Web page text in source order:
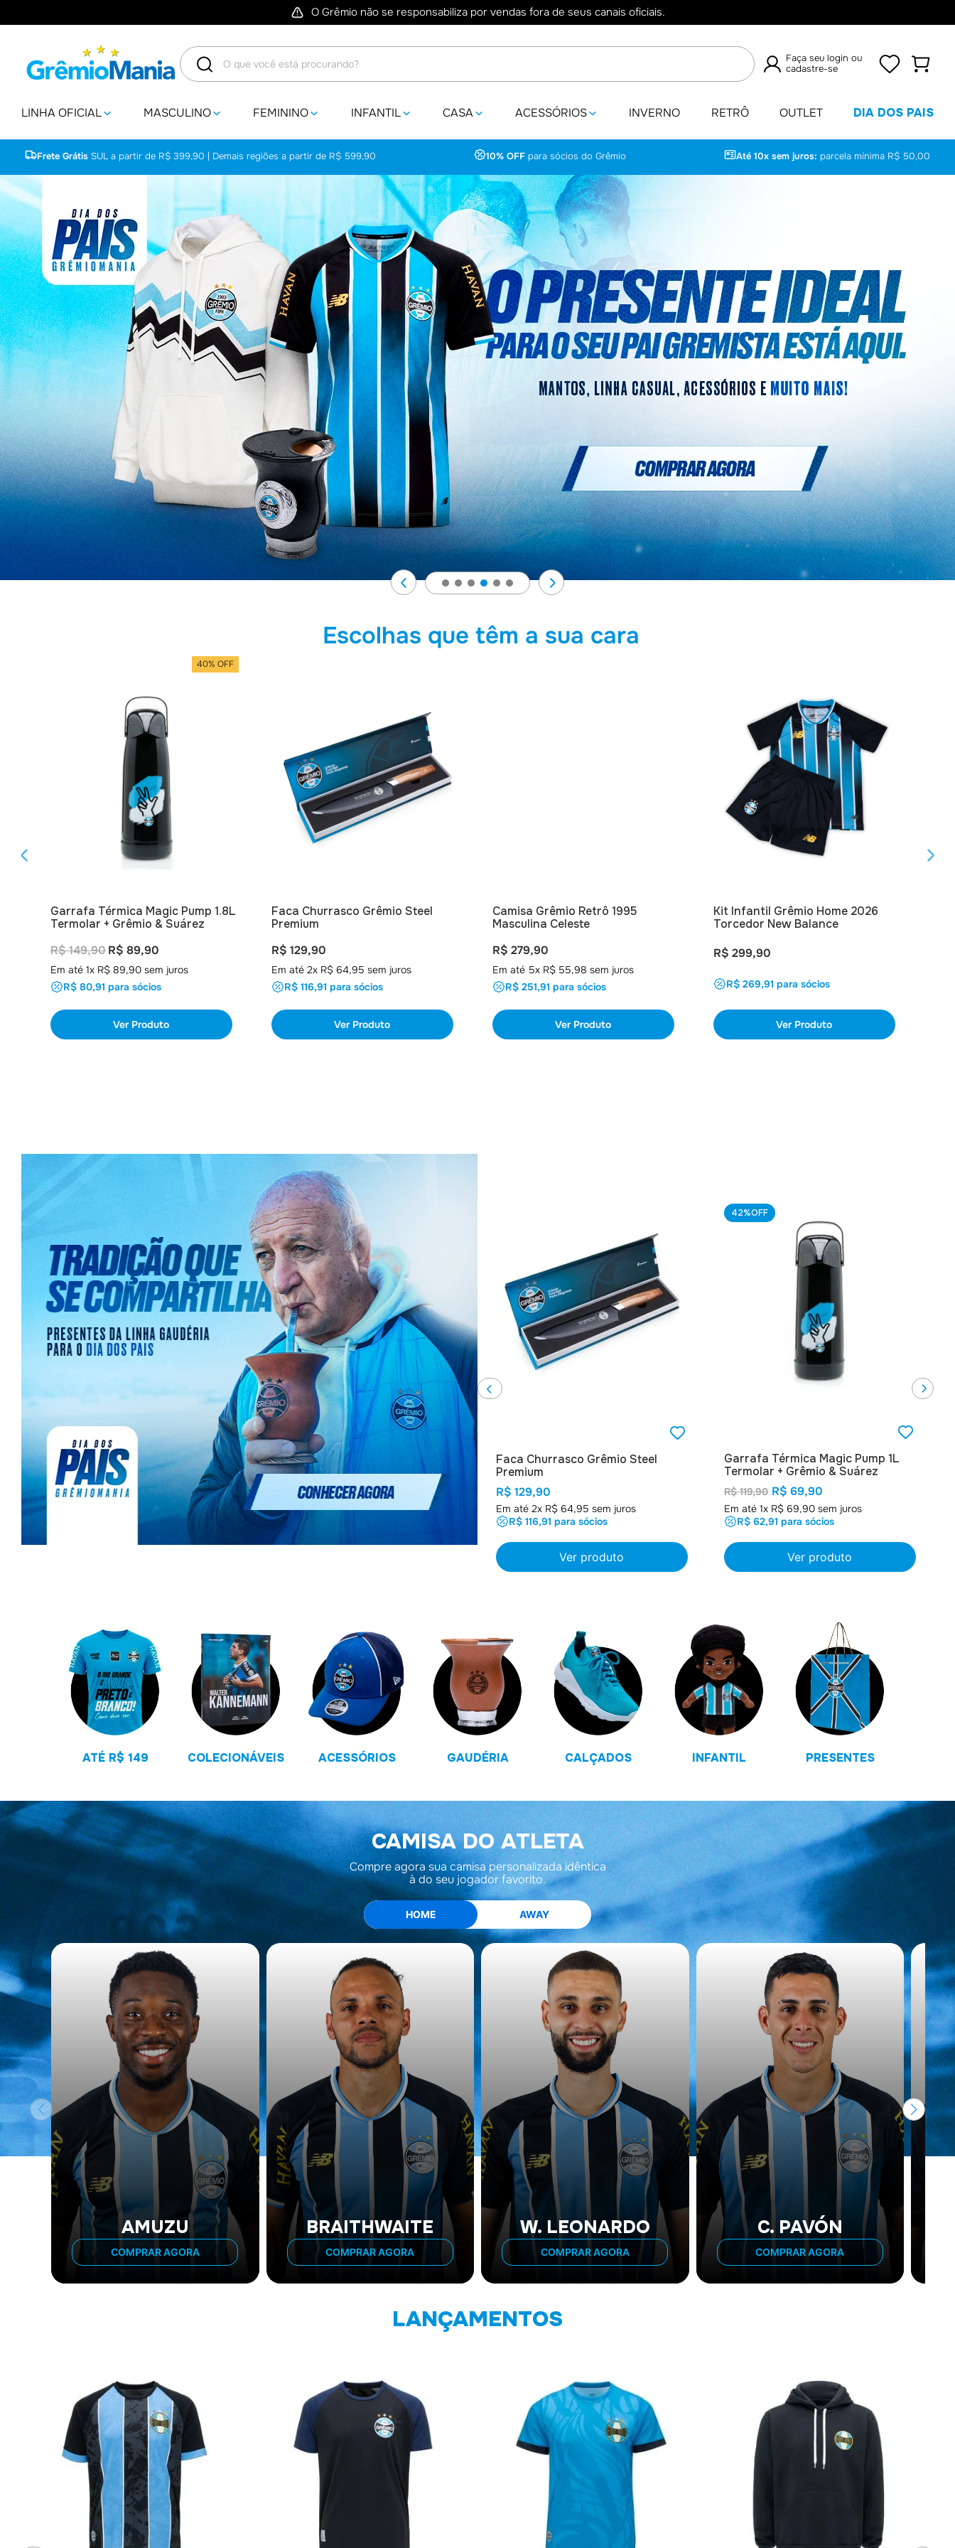
O Grêmio não se responsabiliza por vendas fora de seus canais oficiais.
O que você está procurando?
Faça seu login ou
cadastre-se
LINHA OFICIAL MASCULINO FEMININO INFANTIL CASA ACESSÓRIOS INVERNO RETRÔ OUTLET DIA DOS PAIS
Frete Grátis SUL a partir de R$ 399,90 | Demais regiões a partir de R$ 599,90 10% OFF para sócios do Grêmio Até 10x sem juros: parcela mínima R$ 50,00
Escolhas que têm a sua cara
40% OFF
Garrafa Térmica Magic Pump 1.8L
Termolar + Grêmio & Suárez
R$ 149,90 R$ 89,90
Em até 1x R$ 89,90 sem juros
R$ 80,91 para sócios
Ver Produto
Faca Churrasco Grêmio Steel
Premium
R$ 129,90
Em até 2x R$ 64,95 sem juros
R$ 116,91 para sócios
Ver Produto
Camisa Grêmio Retrô 1995
Masculina Celeste
R$ 279,90
Em até 5x R$ 55,98 sem juros
R$ 251,91 para sócios
Ver Produto
Kit Infantil Grêmio Home 2026
Torcedor New Balance
R$ 299,90
R$ 269,91 para sócios
Ver Produto
Faca Churrasco Grêmio Steel
Premium
R$ 129,90
Em até 2x R$ 64,95 sem juros
R$ 116,91 para sócios
Ver produto
42%OFF
Garrafa Térmica Magic Pump 1L
Termolar + Grêmio & Suárez
R$ 119,90 R$ 69,90
Em até 1x R$ 69,90sem juros
R$ 62,91 para sócios
Ver produto
ATÉ R$ 149 COLECIONÁVEIS ACESSÓRIOS GAUDÉRIA CALÇADOS INFANTIL PRESENTES
CAMISA DO ATLETA
Compre agora sua camisa personalizada idêntica
à do seu jogador favorito.
HOME AWAY
AMUZU
COMPRAR AGORA
BRAITHWAITE
COMPRAR AGORA
W. LEONARDO
COMPRAR AGORA
C. PAVÓN
COMPRAR AGORA
LANÇAMENTOS
TERMOS
BUSCADOS
5º Jaqueta
6º
Camiseta
7º Joias
8º Moletom
º Bolsa